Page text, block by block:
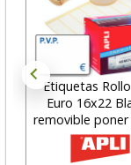
Etiquetas Rollo
Euro 16x22
removible poner